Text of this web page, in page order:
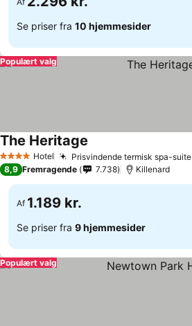
Se priser fra 10 hjemmesider
Populært valg
4 StjernerHotel Prisvindende termisk spa-suite
The Heritage
8,9 Fremragende 7.738 Killenard
Af 1.189 kr.
Se priser fra 9 hjemmesider
Populært valg